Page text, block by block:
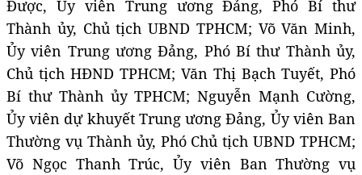
Được, Ủy viên Trung ương Đảng, Phó Bí thư
Thành ủy, Chủ tịch UBND TPHCM; Võ Văn Minh,
Ủy viên Trung ương Đảng, Phó Bí thư Thành ủy,
Chủ tịch HĐND TPHCM; Văn Thị Bạch Tuyết, Phó
Bí thư Thành ủy TPHCM; Nguyễn Mạnh Cường,
Ủy viên dự khuyết Trung ương Đảng, Ủy viên Ban
Thường vụ Thành ủy, Phó Chủ tịch UBND TPHCM;
Võ Ngọc Thanh Trúc, Ủy viên Ban Thường vụ